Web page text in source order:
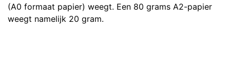
(A0 formaat papier) weegt. Een 80 grams A2-papier
weegt namelijk 20 gram.